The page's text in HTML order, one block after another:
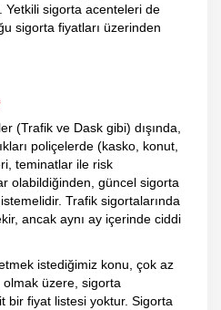
Yetkili sigorta acenteleri de
sigorta fiyatları üzerinden
(Trafik ve Dask gibi) dışında,
poliçelerde (kasko, konut,
teminatlar ile risk
olabildiğinden, güncel sigorta
Trafik sigortalarında
ancak aynı ay içerinde ciddi
istediğimiz konu, çok az
üzere, sigorta
bir fiyat listesi yoktur. Sigorta